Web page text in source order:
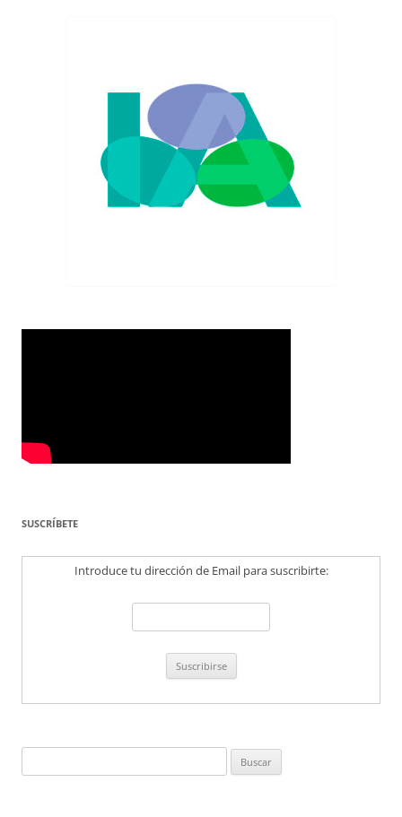
SUSCRÍBETE
Introduce tu dirección de Email para suscribirte: